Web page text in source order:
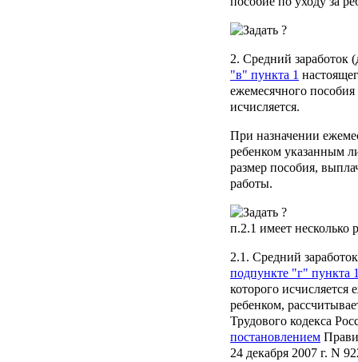
2. Средний заработок
"в" пункта 1
ежемесячного
исчисляется.
При назначении
ребенком указанным
размер пособия,
работы.
п.2.1 имеет несколько
2.1. Средний
подпункте "г" пункта
которого исчисляется
ребенком,
Трудового кодекса
постановлением
24 декабря 2007 г. N